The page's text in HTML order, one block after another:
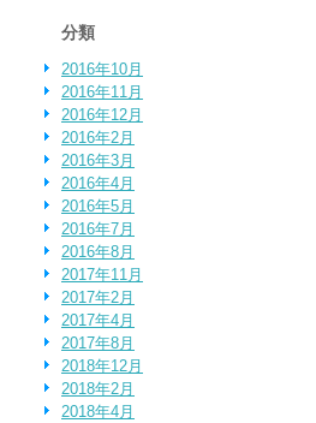
分類
2016年10月
2016年11月
2016年12月
2016年2月
2016年3月
2016年4月
2016年5月
2016年7月
2016年8月
2017年11月
2017年2月
2017年4月
2017年8月
2018年12月
2018年2月
2018年4月